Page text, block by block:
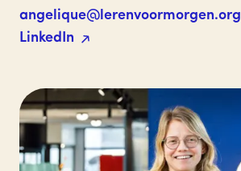
angelique@lerenvoormorgen.org
LinkedIn